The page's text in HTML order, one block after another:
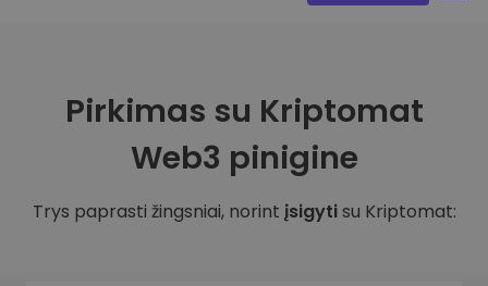
Pirkimas su Kriptomat
Web3 pinigine
Trys paprasti žingsniai, norint įsigytisu Kriptomat: